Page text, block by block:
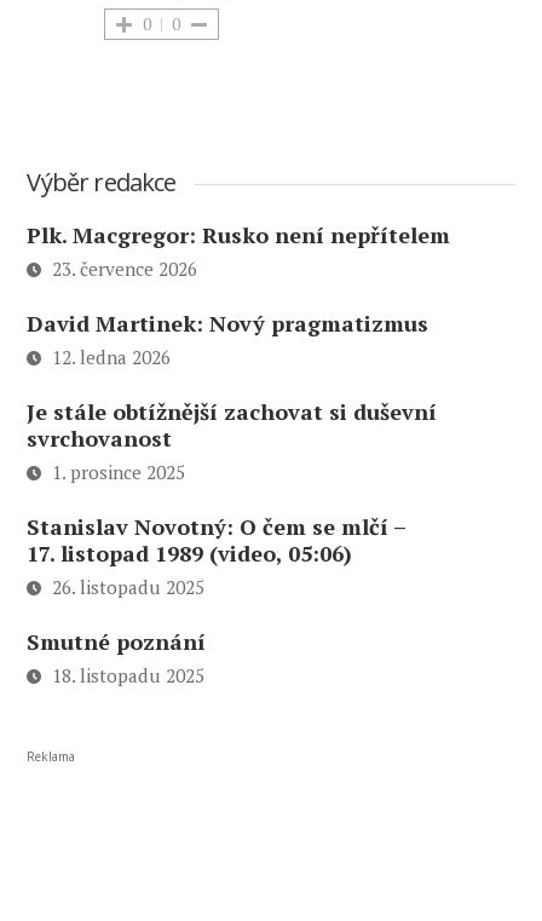
0 0
Výběr redakce
Plk. Macgregor: Rusko není nepřítelem
23. července 2026
David Martinek: Nový pragmatizmus
12. ledna 2026
Je stále obtížnější zachovat si duševní
svrchovanost
1. prosince 2025
Stanislav Novotný: O čem se mlčí –
17. listopad 1989 (video, 05:06)
26. listopadu 2025
Smutné poznání
18. listopadu 2025
Reklama